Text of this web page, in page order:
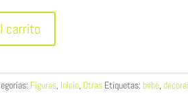
carrito
Figuras, Inicio, Otras Etiquetas:bebé,